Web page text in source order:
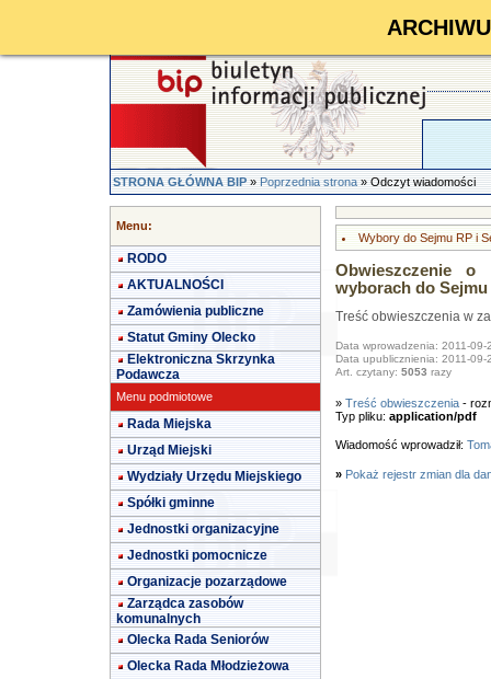
STRONA GŁÓWNA BIP»Poprzednia strona» Odczyt wiadomości
Menu:
RODO
AKTUALNOŚCI
Zamówienia publiczne
Statut Gminy Olecko
Elektroniczna Skrzynka
Podawcza
Menu podmiotowe
Rada Miejska
Urząd Miejski
Wydziały Urzędu Miejskiego
Spółki gminne
Jednostki organizacyjne
Jednostki pomocnicze
Organizacje pozarządowe
Zarządca zasobów
komunalnych
Olecka Rada Seniorów
Olecka Rada Młodzieżowa
Wybory do Sejmu RP i
Obwieszczenie
wyborach do Sejmu
Treść obwieszczenia w
Data wprowadzenia: 2011-09-
Data upublicznienia: 2011-09-
Art. czytany: 5053 razy
» Treść obwieszczenia-
Typ pliku: application/pdf
Wiadomość wprowadził:
» Pokaż rejestr zmian dla